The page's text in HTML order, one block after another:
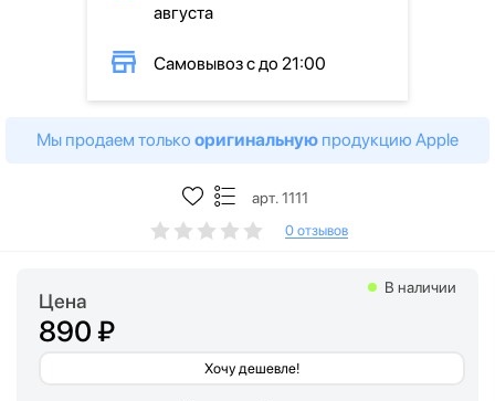
августа
Самовывоз с до 21:00
Мы продаем только оригинальную продукцию Apple
арт. 1111
0 отзывов
Цена
890 ₽
Хочу дешевле!
В наличии